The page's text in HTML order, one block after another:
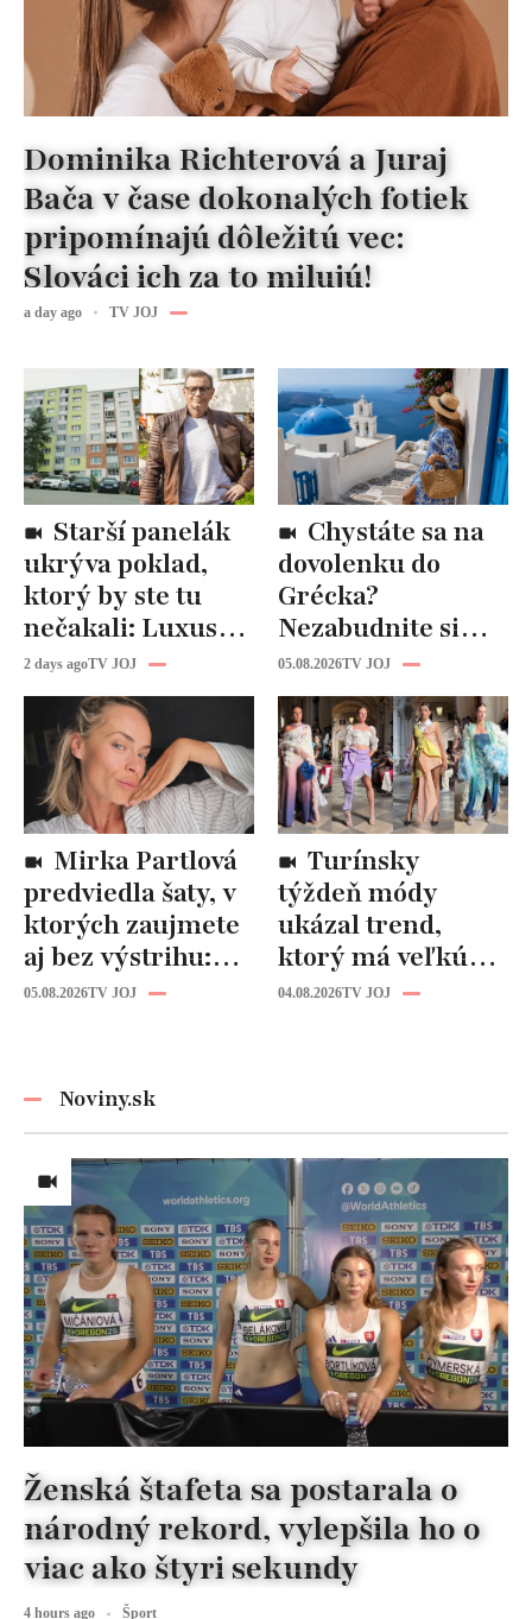
Dominika Richterová a Juraj
Bača v čase dokonalých fotiek
pripomínajú dôležitú vec:
Slováci ich za to milujú!
a day ago TV JOJ
ukrýva poklad,
ktorý by ste tu
nečakali: Luxusná
kuchyňa aj
kúpeľňa ako z
novostavby!
2 days agoTV JOJ
dovolenku do
Grécka?
Nezabudnite si
odtiaľ uloviť tieto
štýlové kúsky
05.08.2026TV JOJ
predviedla šaty, v
ktorých zaujmete
aj bez výstrihu:
Ich čaro je v tomto
05.08.2026TV JOJ
týždeň módy
ukázal trend,
ktorý má veľkú
budúcnosť: Počuli
04.08.2026TV JOJ
Noviny.sk
Ženská štafeta sa postarala o
národný rekord, vylepšila ho o
viac ako štyri sekundy
4 hours ago Šport